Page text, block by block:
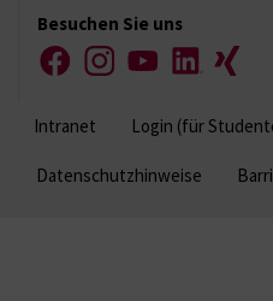
Besuchen Sie uns
FacebookInstagramYouTubeLinkedIn
Xing
Intranet Login (für
Datenschutzhinweise